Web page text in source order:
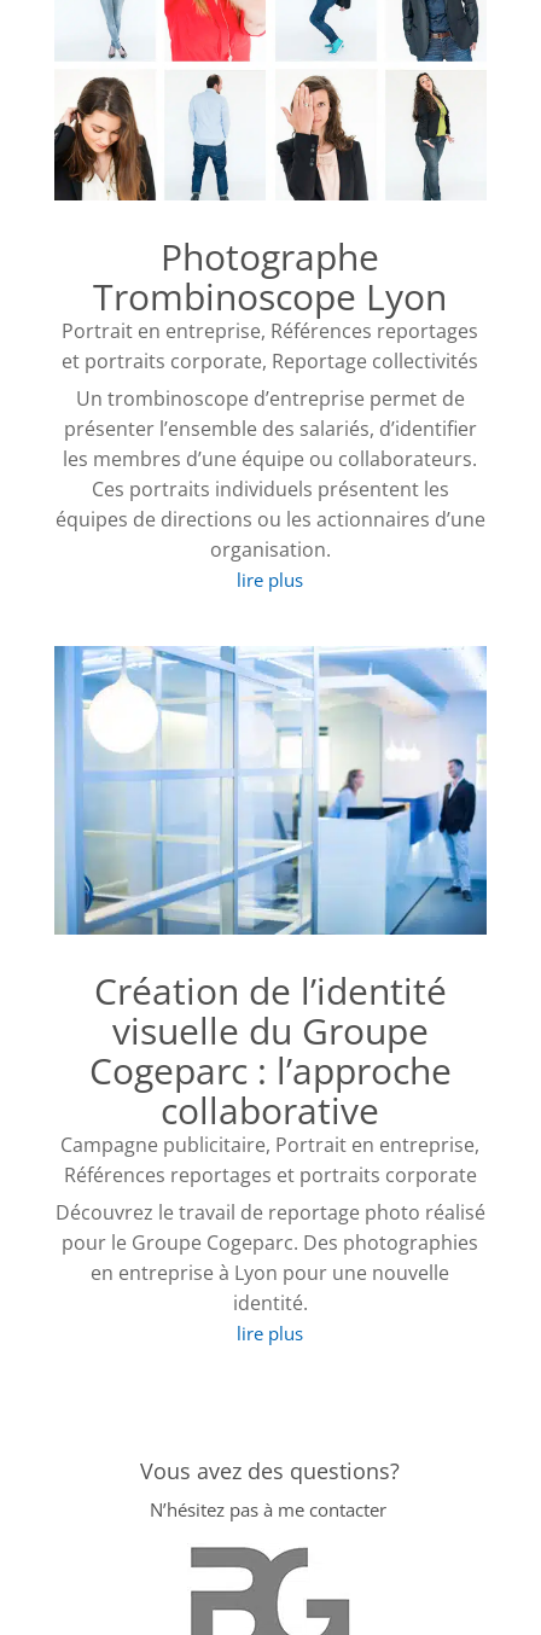
Photographe
Trombinoscope Lyon
Portrait en entreprise, Références reportages
et portraits corporate, Reportage collectivités
Un trombinoscope d’entreprise permet de
présenter l’ensemble des salariés, d’identifier
les membres d’une équipe ou collaborateurs.
Ces portraits individuels présentent les
équipes de directions ou les actionnaires d’une
organisation.
lire plus
Création de l’identité
visuelle du Groupe
Cogeparc : l’approche
collaborative
Campagne publicitaire, Portrait en entreprise,
Références reportages et portraits corporate
Découvrez le travail de reportage photo réalisé
pour le Groupe Cogeparc. Des photographies
en entreprise à Lyon pour une nouvelle
identité.
lire plus
Vous avez des questions?
N’hésitez pas à me contacter